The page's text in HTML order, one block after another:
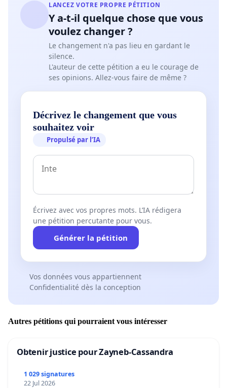
LANCEZ VOTRE PROPRE PÉTITION
Y a-t-il quelque chose que vous
voulez changer ?
Le changement n'a pas lieu en gardant le
silence.
L'auteur de cette pétition a eu le courage de
ses opinions. Allez-vous faire de même ?
Décrivez le changement que vous
souhaitez voir
Propulsé par l’IA
Écrivez avec vos propres mots. L’IA rédigera
une pétition percutante pour vous.
Générer la pétition
Vos données vous appartiennent
Confidentialité dès la conception
Autres pétitions qui pourraient vous intéresser
Obtenir justice pour Zayneb-Cassandra
1 029 signatures
22 Jul 2026